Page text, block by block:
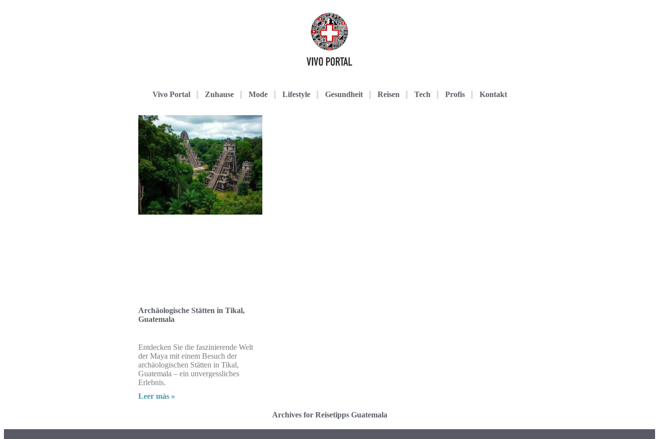
Vivo Portal Zuhause Mode Lifestyle Gesundheit Reisen Tech Profis Kontakt
Archäologische Stätten in Tikal,
Guatemala
Entdecken Sie die faszinierende Welt
der Maya mit einem Besuch der
archäologischen Stätten in Tikal,
Guatemala – ein unvergessliches
Erlebnis.
Leer más »
Archives for Reisetipps Guatemala